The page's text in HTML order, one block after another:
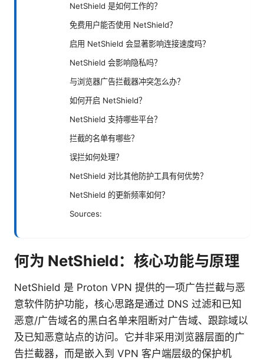
NetShield 是如何工作的？
免费用户能否使用 NetShield？
启用 NetShield 会显著影响连接速度吗？
NetShield 会影响隐私吗？
与浏览器广告拦截器冲突怎么办？
如何开启 NetShield？
NetShield 支持哪些平台？
拦截的名单有哪些？
误拦如何处理？
NetShield 对比其他防护工具有何优势？
NetShield 的更新频率如何？
Sources:
何为 NetShield：核心功能与原理
NetShield 是 Proton VPN 提供的一项广告拦截与恶
意软件防护功能，核心思路是通过 DNS 过滤和已知
恶意/广告域名的黑白名单来阻断对广告域、跟踪域以
及已知恶意站点的访问。它并非采用浏览器层面的广
告拦截器，而是嵌入到 VPN 客户端层级的保护机